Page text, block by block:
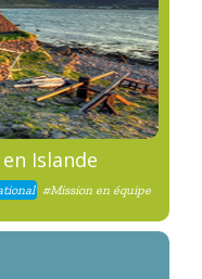
Islande
#Mission en équipe